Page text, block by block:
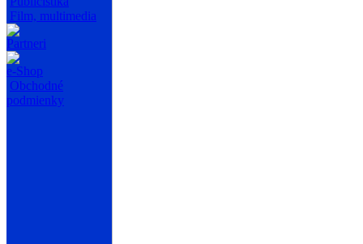
Film, multimedia
Partneri
e-Shop
Obchodné
podmienky